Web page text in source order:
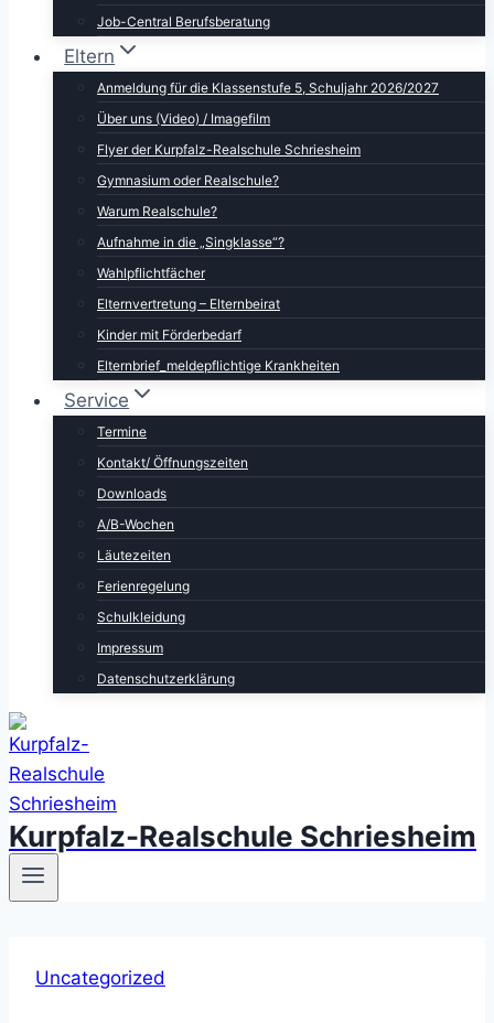
Job-Central Berufsberatung
Eltern
Anmeldung für die Klassenstufe 5, Schuljahr 2026/2027
Über uns (Video) / Imagefilm
Flyer der Kurpfalz-Realschule Schriesheim
Gymnasium oder Realschule?
Warum Realschule?
Aufnahme in die „Singklasse“?
Wahlpflichtfächer
Elternvertretung – Elternbeirat
Kinder mit Förderbedarf
Elternbrief_meldepflichtige Krankheiten
Service
Termine
Kontakt/ Öffnungszeiten
Downloads
A/B-Wochen
Läutezeiten
Ferienregelung
Schulkleidung
Impressum
Datenschutzerklärung
Kurpfalz-Realschule Schriesheim
Uncategorized